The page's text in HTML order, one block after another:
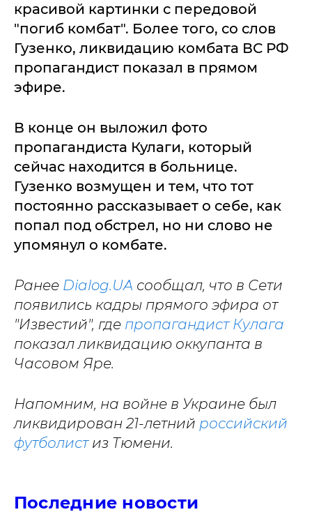
красивой картинки с передовой
"погиб комбат". Более того, со слов
Гузенко, ликвидацию комбата ВС РФ
пропагандист показал в прямом
эфире.
В конце он выложил фото
пропагандиста Кулаги, который
сейчас находится в больнице.
Гузенко возмущен и тем, что тот
постоянно рассказывает о себе, как
попал под обстрел, но ни слово не
упомянул о комбате.
Ранее Dialog.UA сообщал, что в Сети
появились кадры прямого эфира от
"Известий", где пропагандист Кулага
показал ликвидацию оккупанта в
Часовом Яре.
Напомним, на войне в Украине был
ликвидирован 21-летний российский
футболистиз Тюмени.
Последние новости